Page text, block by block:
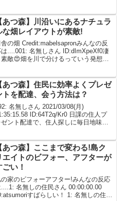
あつ森】川沿いにあるナチュラ
な畑レイアウトが素敵!
舎の畑 Credit:mabelsapronみんなの反
は....001: 名無しさん ID:dImXpeXf0凄
素敵😍畑を川で分けるっていう発想が
あつ森】住民に効率よくプレゼ
トを配達、会う方法は？
名無しさん 2021/03/08(月)
ID:64T2q/Kr0 日課の住人プ
ゼント配達で、住人探しに毎日地味に
と時間かかる 何...
あつ森】ここまで変わる!島ク
エイトのビフォー、アフターが
ごい！
家のビフォーアフター!みんなの反応
....1: 名無しの住民さん 00:00:00.00
すばらしい！ 1: 名無しの住民